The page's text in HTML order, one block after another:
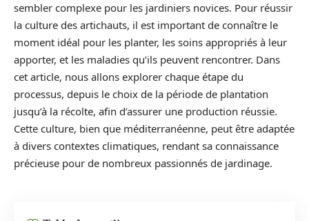
sembler complexe pour les jardiniers novices. Pour réussir
la culture des artichauts, il est important de connaître le
moment idéal pour les planter, les soins appropriés à leur
apporter, et les maladies qu’ils peuvent rencontrer. Dans
cet article, nous allons explorer chaque étape du
processus, depuis le choix de la période de plantation
jusqu’à la récolte, afin d’assurer une production réussie.
Cette culture, bien que méditerranéenne, peut être adaptée
à divers contextes climatiques, rendant sa connaissance
précieuse pour de nombreux passionnés de jardinage.